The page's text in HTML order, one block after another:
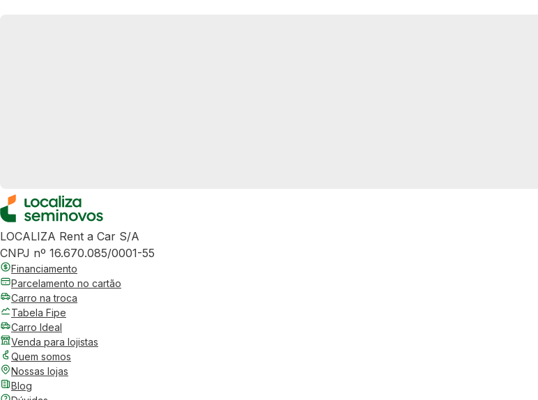
LOCALIZA Rent a Car S/A
CNPJ nº 16.670.085/0001-55
Financiamento
Parcelamento no cartão
Carro na troca
Tabela Fipe
Carro Ideal
Venda para lojistas
Quem somos
Nossas lojas
Blog